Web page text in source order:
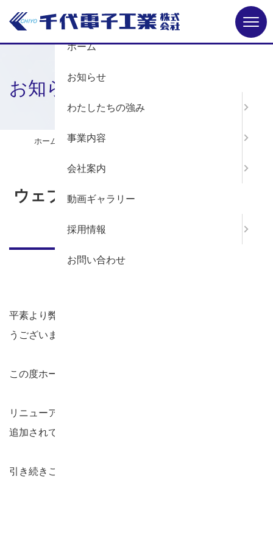
お知らせ
ホーム お知らせ ウェブサイトをリニューアルいたしました
ウェブサイトをリニューアルいた
しました
平素より弊社ホームページをご覧いただき、誠にありがと
うございます。
この度ホームページをリニューアルいたしました。
リニューアルによりデザインの全面刷新、新コンテンツが
追加されています。
引き続きご愛顧のほどよろしくお願い申し上げます。
Menu
ホーム
お知らせ
わたしたちの強み
事業内容
会社案内
動画ギャラリー
採用情報
お問い合わせ